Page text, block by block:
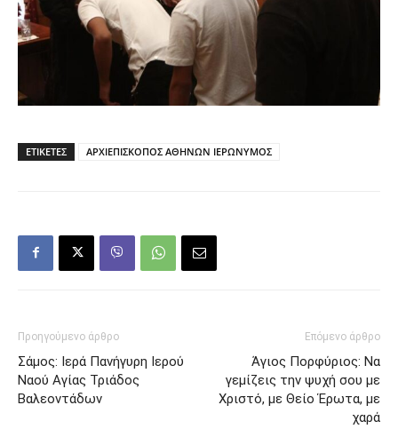
ΕΤΙΚΕΤΕΣ ΑΡΧΙΕΠΙΣΚΟΠΟΣ ΑΘΗΝΩΝ ΙΕΡΩΝΥΜΟΣ
Προηγούμενο άρθρο
Σάμος: Ιερά Πανήγυρη Ιερού
Ναού Αγίας Τριάδος
Βαλεοντάδων
Επόμενο άρθρο
Άγιος Πορφύριος: Να
γεμίζεις την ψυχή σου με
Χριστό, με Θείο Έρωτα, με
χαρά